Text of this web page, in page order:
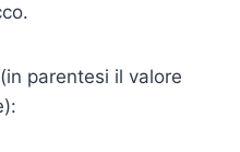
parentesi il valore